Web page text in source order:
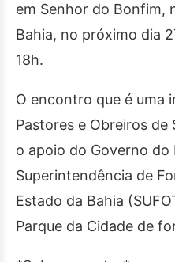
em Senhor do Bonfim,
Bahia, no próximo dia
18h.
O encontro que é uma
Pastores e Obreiros
o apoio do Governo do
Superintendência de
Estado da Bahia
Parque da Cidade de